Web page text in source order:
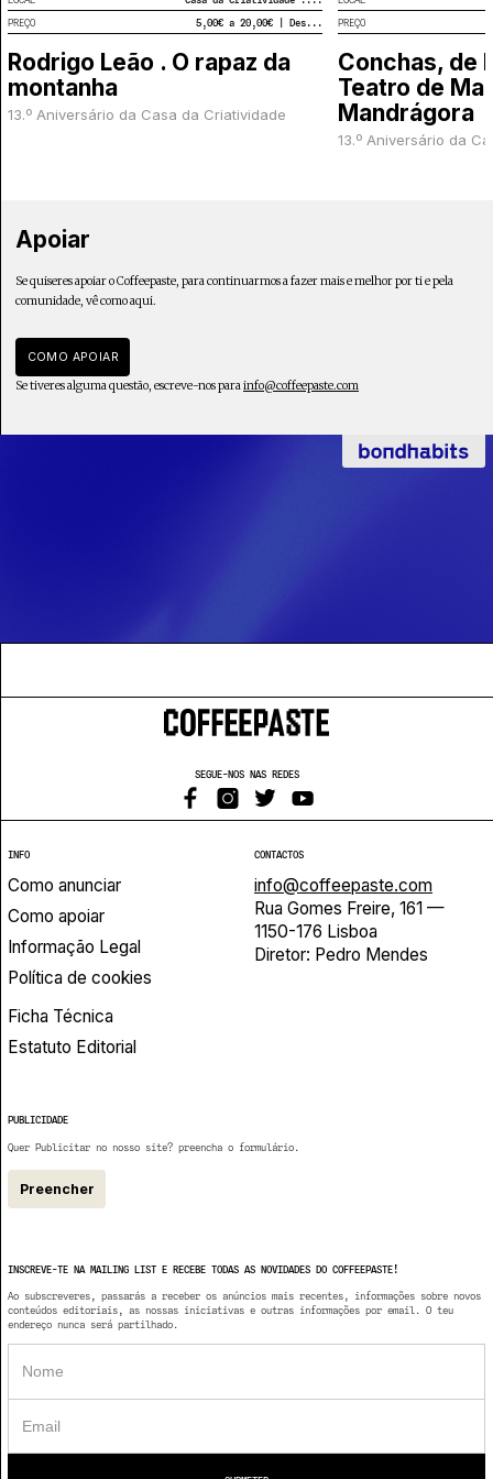
PREÇO
5,00€ a 20,00€ | Des...
Rodrigo Leão . O rapaz da
montanha
13.º Aniversário da Casa da Criatividade
PREÇO
Conchas, de
Teatro de
Mandrágora
13.º Aniversário da
Apoiar
Se quiseres apoiar o Coffeepaste, para continuarmos a fazer mais e melhor por ti e pela
comunidade, vê como aqui.
COMO APOIAR
Se tiveres alguma questão, escreve-nos parainfo@coffeepaste.com
SEGUE-NOS NAS REDES
INFO
Como anunciar
Como apoiar
Informação Legal
Política de cookies
Ficha Técnica
Estatuto Editorial
CONTACTOS
info@coffeepaste.com
Rua Gomes Freire, 161 —
1150-176 Lisboa
Diretor: Pedro Mendes
PUBLICIDADE
Quer Publicitar no nosso site? preencha o formulário.
Preencher
INSCREVE-TE NA MAILING LIST E RECEBE TODAS AS NOVIDADES DO COFFEEPASTE!
Ao subscreveres, passarás a receber os anúncios mais recentes, informações sobre novos
conteúdos editoriais, as nossas iniciativas e outras informações por email. O teu
endereço nunca será partilhado.